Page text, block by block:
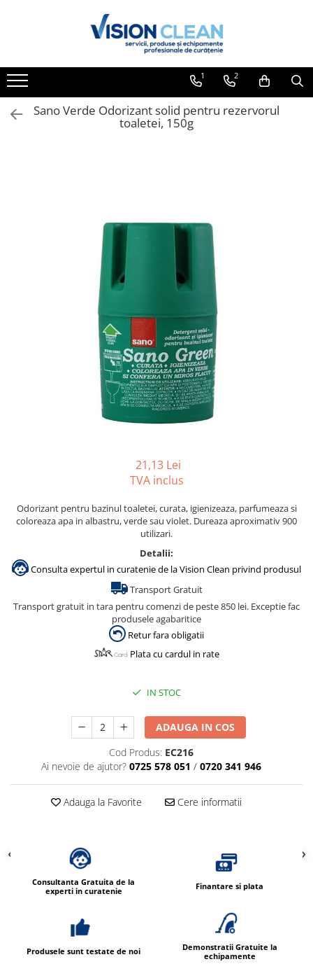
Aspiratoare si masini curatenie
profesionale
Aspiratoare industriale
Masini de curatat si aspirat
Monodiscuri profesionale
Detergenti profesionali
Accesorii detergenti, pompe,
Detergenti bucatarie
Detergenti comerciali
Detergenti covoare, mochete,
Detergenti rufe si tesaturi
Detergenti toaleta, grup sanitar
Room Care
Dezinfectanti maini
Dezinfectanti medicali profesionali
Dezinfectanti suprafete
Dispensere / Dozatoare
Dozatoare dezinfectanti
Dispensere hartie igienica
Dispensere odorizante
Dispensere prosoape pliate (Z)
Dispensere pungi igiena feminina
Dispensere rola hartie industriala
Dispensere rola prosop hartie
Dozatoare sapun lichid
Uscatoare de maini si par
Uscatoare de par
1 2
Sano Verde Odorizant solid pentru rezervorul
toaletei, 150g
21,13 Lei
TVA inclus
Odorizantpentru bazinul toaletei, curata, igienizeaza, parfumeaza si
coloreaza apa in albastru, verde sau violet. Dureaza aproximativ 900
utilizari.
Detalii:
Consulta expertul in curatenie de la Vision Clean privind produsul
Transport Gratuit
Transport gratuit in tara pentru comenzi de peste 850 lei. Exceptie fac
produsele agabaritice
Retur fara obligatii
Plata cu cardul in rate
IN STOC
ADAUGA IN COS
Cod Produs: EC216
Ai nevoie de ajutor? 0725 578 051 / 0720 341 946
Adauga la Favorite Cere informatii
Consultanta Gratuita de la
experti in curatenie
Finantare si plata
Produsele sunt testate de noi
Demonstratii Gratuite la
echipamente